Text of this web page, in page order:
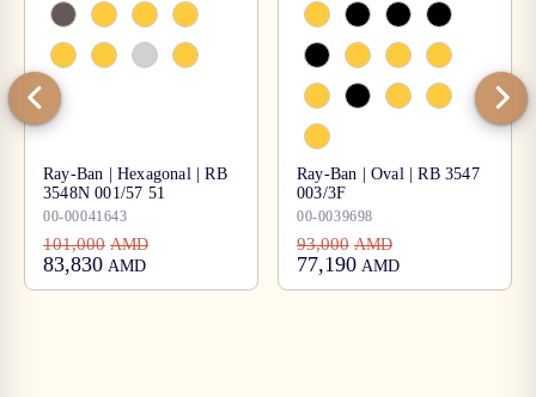
Ray-Ban | Hexagonal | RB
3548N 001/57 51
00-00041643
101,000 AMD
83,830 AMD
Ray-Ban | Oval | RB 3547
003/3F
00-0039698
93,000 AMD
77,190 AMD